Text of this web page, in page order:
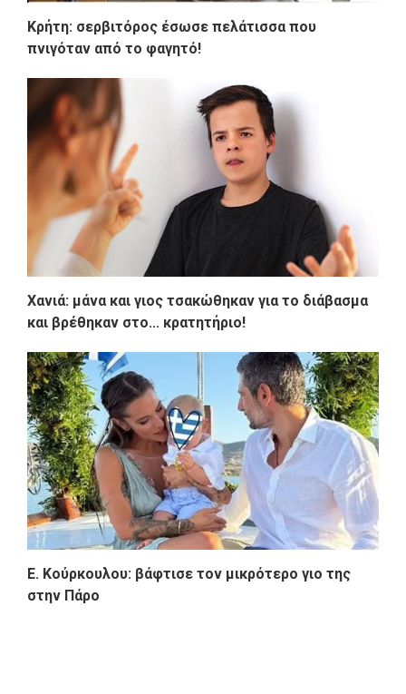
Κρήτη: σερβιτόρος έσωσε πελάτισσα που
πνιγόταν από το φαγητό!
Χανιά: μάνα και γιος τσακώθηκαν για το διάβασμα
και βρέθηκαν στο... κρατητήριο!
Ε. Κούρκουλου: βάφτισε τον μικρότερο γιο της
στην Πάρο